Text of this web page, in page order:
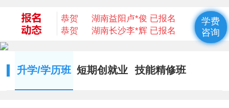
恭贺
湖南长沙 李*辉 已报名
恭贺
湖南邵阳杨*成 已报名
恭贺
湖南衡阳谢光平 已报名
恭贺
升学/学历班 短期创就业 技能精修班
学费
咨询